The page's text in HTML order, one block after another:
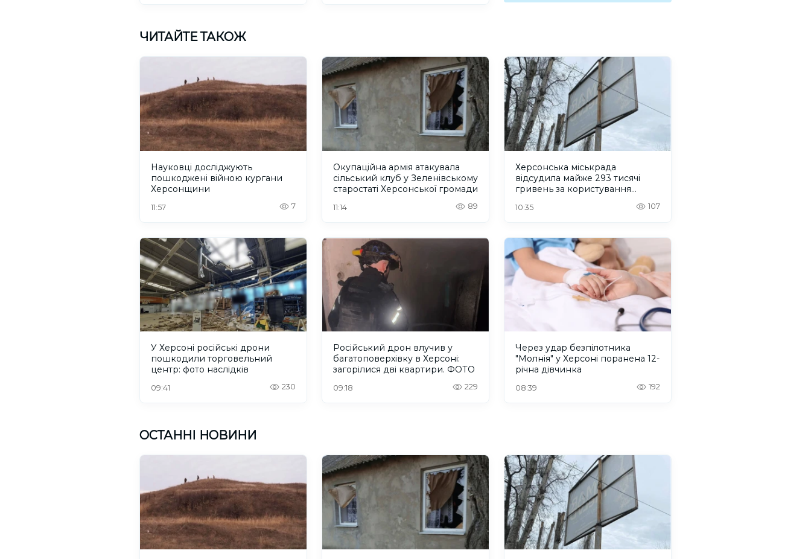
ЧИТАЙТЕ ТАКОЖ
Науковці досліджують
пошкоджені війною кургани
Херсонщини
11:57 7
Окупаційна армія атакувала
сільський клуб у Зеленівському
старостаті Херсонської громади
11:14 89
Херсонська міськрада
відсудила майже 293 тисячі
гривень за користування
10:35 107
У Херсоні російські дрони
пошкодили торговельний
центр: фото наслідків
09:41 230
Російський дрон влучив у
багатоповерхівку в Херсоні:
загорілися дві квартири. ФОТО
09:18 229
Через удар безпілотника
"Молнія" у Херсоні поранена 12-
річна дівчинка
08:39 192
ОСТАННІ НОВИНИ